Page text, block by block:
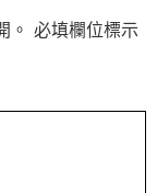
。 必填欄位標示